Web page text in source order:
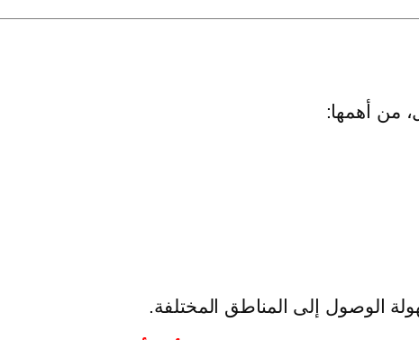
من أهمها:
الوصول إلى المناطق المختلفة.